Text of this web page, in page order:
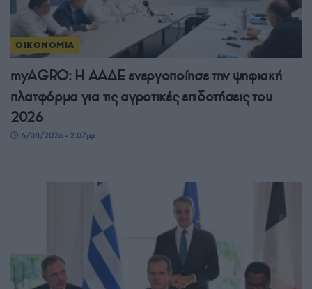
ΟΙΚΟΝΟΜΙΑ
myAGRO: Η ΑΑΔΕ ενεργοποίησε την ψηφιακή
πλατφόρμα για τις αγροτικές επιδοτήσεις του
2026
6/08/2026 - 2:07μμ